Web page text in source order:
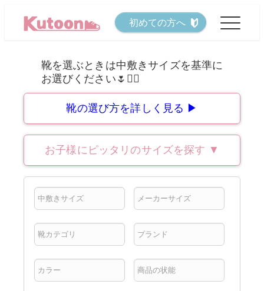
初めての方へ
靴の選び方を詳しく見る ▶
お子様にピッタリのサイズを探す ▼